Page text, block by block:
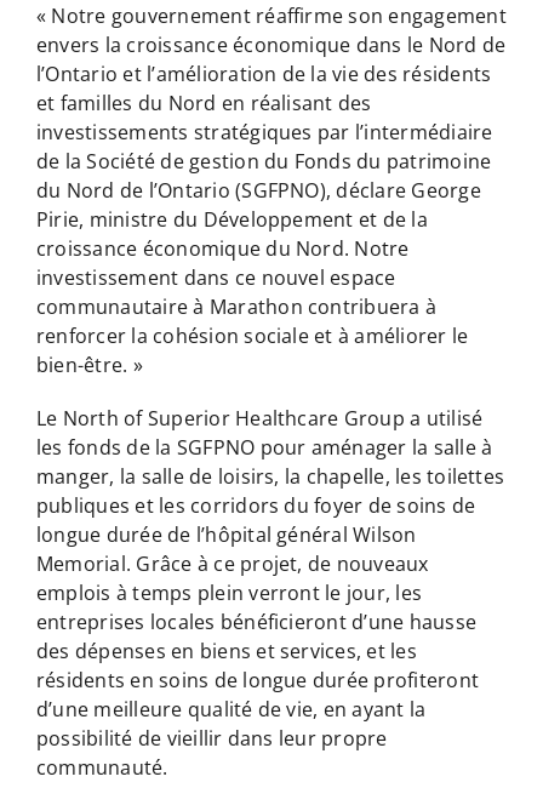
« Notre gouvernement réaffirme son engagement
envers la croissance économique dans le Nord de
l’Ontario et l’amélioration de la vie des résidents
et familles du Nord en réalisant des
investissements stratégiques par l’intermédiaire
de la Société de gestion du Fonds du patrimoine
du Nord de l’Ontario (SGFPNO), déclare George
Pirie, ministre du Développement et de la
croissance économique du Nord. Notre
investissement dans ce nouvel espace
communautaire à Marathon contribuera à
renforcer la cohésion sociale et à améliorer le
bien-être. »
Le North of Superior Healthcare Group a utilisé
les fonds de la SGFPNO pour aménager la salle à
manger, la salle de loisirs, la chapelle, les toilettes
publiques et les corridors du foyer de soins de
longue durée de l’hôpital général Wilson
Memorial. Grâce à ce projet, de nouveaux
emplois à temps plein verront le jour, les
entreprises locales bénéficieront d’une hausse
des dépenses en biens et services, et les
résidents en soins de longue durée profiteront
d’une meilleure qualité de vie, en ayant la
possibilité de vieillir dans leur propre
communauté.